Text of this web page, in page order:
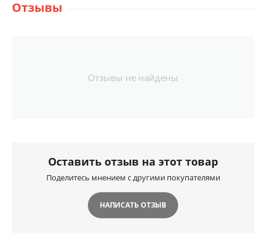
Отзывы
Отзывы не найдены
Оставить отзыв на этот товар
Поделитесь мнением с другими покупателями
НАПИСАТЬ ОТЗЫВ